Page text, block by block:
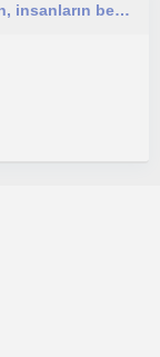
Ben sadece yoga öğreten biri değilim. Ben, insanların bedenlerini dinlemeyi yeniden hatırladıkları bir alana eşlik ediyorum